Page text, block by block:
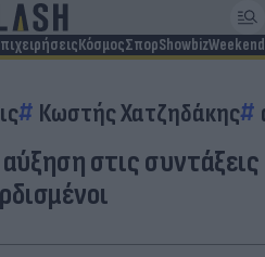
ΚόσμοςΣπορShowbizWeekend
Κωστής Χατζηδάκης
στις συντάξεις